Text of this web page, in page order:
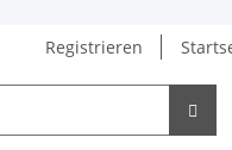
Registrieren